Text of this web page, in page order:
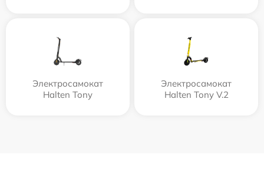
Электросамокат
Halten Tony
Электросамокат
Halten Tony V.2